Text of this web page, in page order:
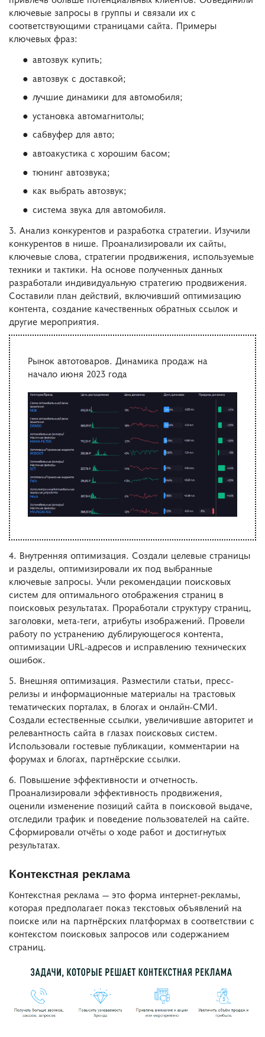
ключевые запросы в группы и связали их с
соответствующими страницами сайта. Примеры
ключевых фраз:
автозвук купить;
автозвук с доставкой;
лучшие динамики для автомобиля;
установка автомагнитолы;
сабвуфер для авто;
автоакустика с хорошим басом;
тюнинг автозвука;
как выбрать автозвук;
система звука для автомобиля.
3. Анализ конкурентов и разработка стратегии. Изучили
конкурентов в нише. Проанализировали их сайты,
ключевые слова, стратегии продвижения, используемые
техники и тактики. На основе полученных данных
разработали индивидуальную стратегию продвижения.
Составили план действий, включивший оптимизацию
контента, создание качественных обратных ссылок и
другие мероприятия.
Рынок автотоваров. Динамика продаж на
начало июня 2023 года
4. Внутренняя оптимизация. Создали целевые страницы
и разделы, оптимизировали их под выбранные
ключевые запросы. Учли рекомендации поисковых
систем для оптимального отображения страниц в
поисковых результатах. Проработали структуру страниц,
заголовки, мета-теги, атрибуты изображений. Провели
работу по устранению дублирующегося контента,
оптимизации URL-адресов и исправлению технических
ошибок.
5. Внешняя оптимизация. Разместили статьи, пресс-
релизы и информационные материалы на трастовых
тематических порталах, в блогах и онлайн-СМИ.
Создали естественные ссылки, увеличившие авторитет и
релевантность сайта в глазах поисковых систем.
Использовали гостевые публикации, комментарии на
форумах и блогах, партнёрские ссылки.
6. Повышение эффективности и отчетность.
Проанализировали эффективность продвижения,
оценили изменение позиций сайта в поисковой выдаче,
отследили трафик и поведение пользователей на сайте.
Сформировали отчёты о ходе работ и достигнутых
результатах.
Контекстная реклама
Контекстная реклама — это форма интернет-рекламы,
которая предполагает показ текстовых объявлений на
поиске или на партнёрских платформах в соответствии с
контекстом поисковых запросов или содержанием
страниц.